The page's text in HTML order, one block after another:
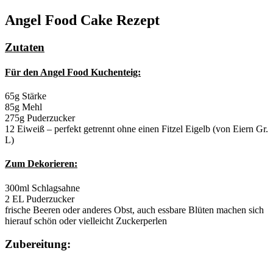
Angel Food Cake Rezept
Zutaten
Für den Angel Food Kuchenteig:
65g Stärke
85g Mehl
275g Puderzucker
12 Eiweiß – perfekt getrennt ohne einen Fitzel Eigelb (von Eiern Gr.
L)
Zum Dekorieren:
300ml Schlagsahne
2 EL Puderzucker
frische Beeren oder anderes Obst, auch essbare Blüten machen sich
hierauf schön oder vielleicht Zuckerperlen
Zubereitung: